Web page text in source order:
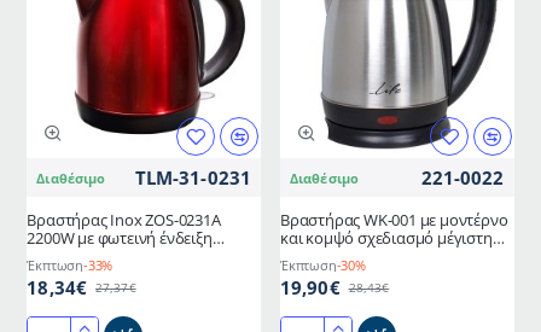
ELEMENT
μαύρο
χρώμα
WHITE
Διαθέσιμο TLM-31-0231
Βραστήρας Inox ZOS-0231A
2200W με φωτεινή ένδειξη
λειτουργίας & αυτόματη
διακοπή
Έκπτωση-33%
18,34€ 27,37€
Διαθέσιμο 221-0022
Βραστήρας WK-001 με μοντέρνο
και κομψό σχεδιασμό μέγιστη
χωρητικότητα 1.8L σε mat
φινίρισμα LIFE
Έκπτωση-30%
19,90€ 28,43€